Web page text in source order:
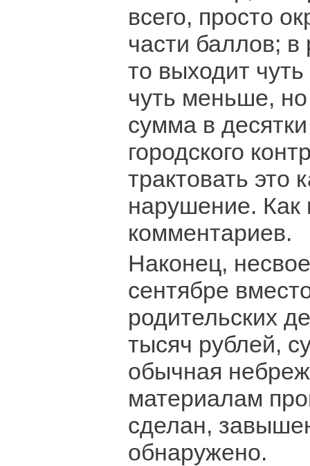
всего, просто
части баллов; в
то выходит
чуть меньше, но
сумма в
городского
трактовать это
нарушение. Как
комментариев.
Наконец,
сентябре
родительских
тысяч рублей,
обычная
материалам
сделан,
обнаружено.